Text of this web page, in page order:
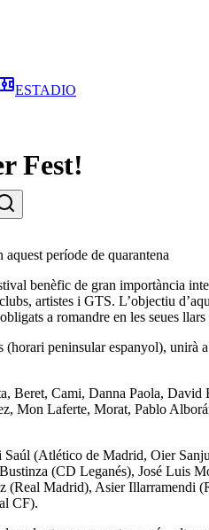
ESTADIO
Fest!
període de quarantena
benèfic de gran importància
artistes i GTS. L’objectiu
a romandre en les seues llars
peninsular espanyol), unirà
Cami, Danna Paola, David
Laferte, Morat, Pablo
(Atlético de Madrid, Oier
(CD Leganés), José Luis
Madrid), Asier Illarramendi
CF).